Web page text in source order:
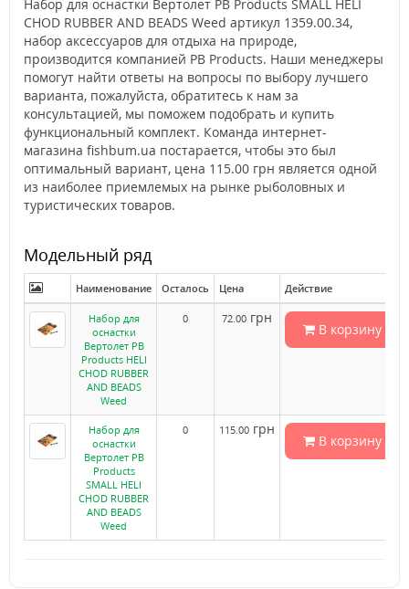
Набор для оснастки Вертолет PB Products SMALL HELI
CHOD RUBBER AND BEADS Weed артикул 1359.00.34,
набор аксессуаров для отдыха на природе,
производится компанией PB Products. Наши менеджеры
помогут найти ответы на вопросы по выбору лучшего
варианта, пожалуйста, обратитесь к нам за
консультацией, мы поможем подобрать и купить
функциональный комплект. Команда интернет-
магазина fishbum.ua постарается, чтобы это был
оптимальный вариант, цена 115.00 грн является одной
из наиболее приемлемых на рынке рыболовных и
туристических товаров.
Модельный ряд
Наименование Осталось Цена Действие
Набор для
оснастки
Вертолет PB
Products HELI
CHOD RUBBER
AND BEADS
Weed
0 72.00 грн
В корзину
Набор для
оснастки
Вертолет PB
Products
SMALL HELI
CHOD RUBBER
AND BEADS
Weed
0 115.00 грн
В корзину